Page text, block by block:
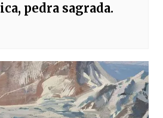
pedra sagrada.